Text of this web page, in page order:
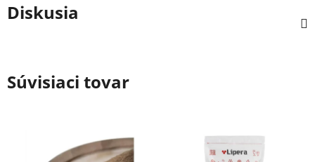
Diskusia
Súvisiaci tovar